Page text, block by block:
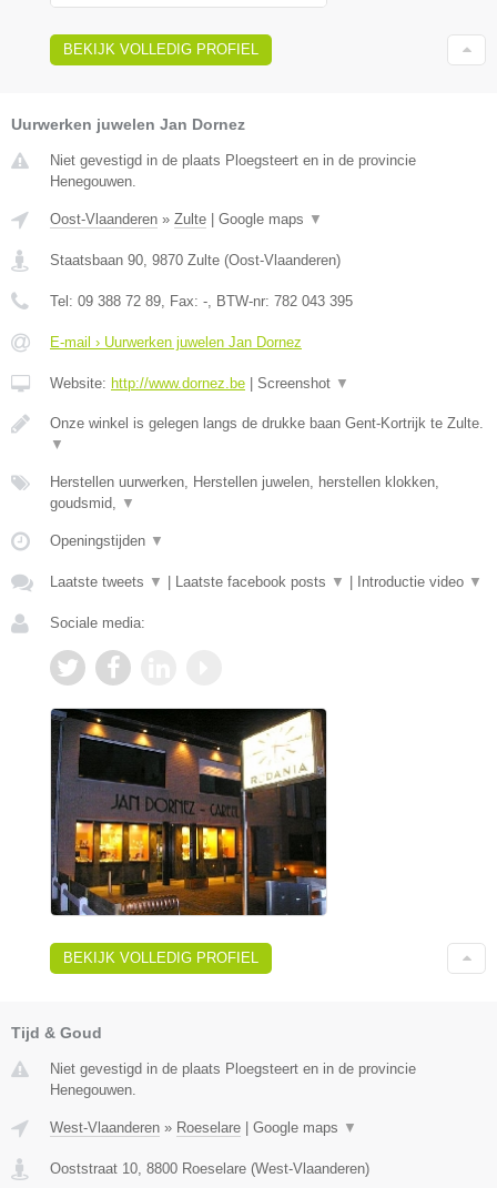
BEKIJK VOLLEDIG PROFIEL
Uurwerken juwelen Jan Dornez
Niet gevestigd in de plaats Ploegsteert en in de provincie
Henegouwen.
Oost-Vlaanderen » Zulte Google maps ▼
Staatsbaan 90, 9870 Zulte (Oost-Vlaanderen)
Tel: 09 388 72 89, Fax: -, BTW-nr: 782 043 395
E-mail › Uurwerken juwelen Jan Dornez
Website: http://www.dornez.be Screenshot ▼
Onze winkel is gelegen langs de drukke baan Gent-Kortrijk te Zulte.
▼
Herstellen uurwerken, Herstellen juwelen, herstellen klokken,
goudsmid, ▼
Openingstijden ▼
Laatste tweets ▼ Laatste facebook posts ▼ Introductie video ▼
Sociale media:
BEKIJK VOLLEDIG PROFIEL
Tijd & Goud
Niet gevestigd in de plaats Ploegsteert en in de provincie
Henegouwen.
West-Vlaanderen » Roeselare | Google maps ▼
Ooststraat 10 8800 Roeselare (West-Vlaanderen)